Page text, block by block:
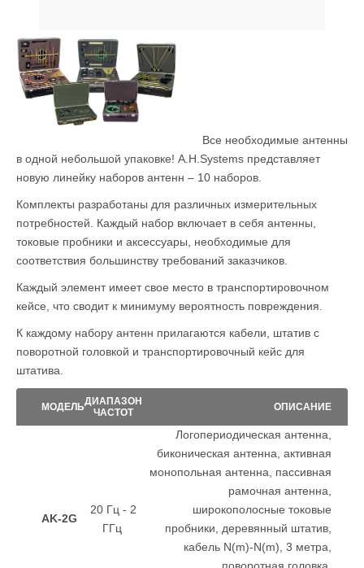
Все необходимые антенны
в одной небольшой упаковке! A.H.Systems представляет
новую линейку наборов антенн – 10 наборов.
Комплекты разработаны для различных измерительных
потребностей. Каждый набор включает в себя антенны,
токовые пробники и аксессуары, необходимые для
соответствия большинству требований заказчиков.
Каждый элемент имеет свое место в транспортировочном
кейсе, что сводит к минимуму вероятность повреждения.
К каждому набору антенн прилагаются кабели, штатив с
поворотной головкой и транспортировочный кейс для
штатива.
МОДЕЛЬДИАПАЗОН
ЧАСТОТ
ОПИСАНИЕ
AK-2G
20 Гц - 2
ГГц
Логопериодическая антенна,
биконическая антенна, активная
монопольная антенна, пассивная
рамочная антенна,
широкополосные токовые
пробники, деревянный штатив,
кабель N(m)-N(m), 3 метра,